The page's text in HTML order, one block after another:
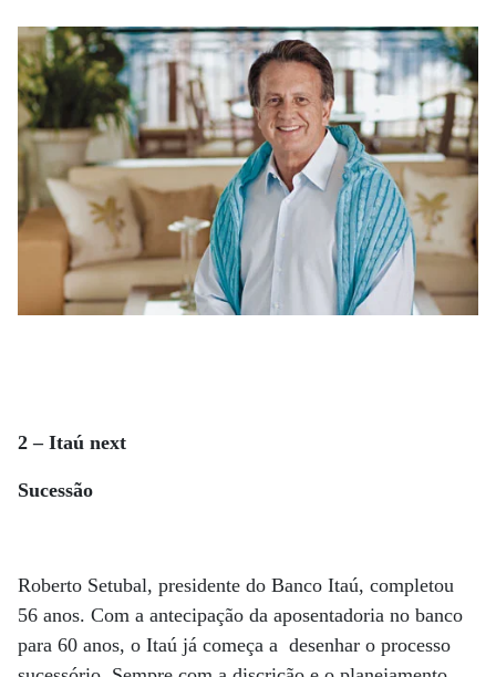
2 – Itaú next
Sucessão
Roberto Setubal, presidente do Banco Itaú, completou
56 anos. Com a antecipação da aposentadoria no banco
para 60 anos, o Itaú já começa a desenhar o processo